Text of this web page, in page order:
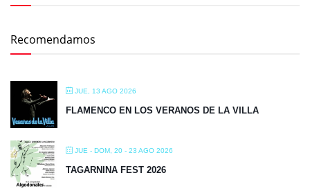
Recomendamos
JUE, 13 AGO 2026
FLAMENCO EN LOS VERANOS DE LA VILLA
JUE - DOM, 20 - 23 AGO 2026
TAGARNINA FEST 2026